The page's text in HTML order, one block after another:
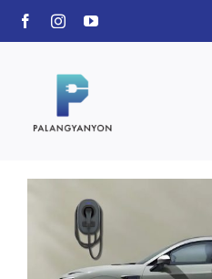
Skip
BLU-VOLTZ
Charging Station